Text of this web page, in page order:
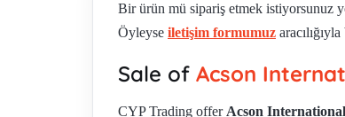
Bir ürün mü sipariş etmek istiyorsunuz
Öyleyse iletişim formumuz
Sale of Acson
CYP Trading offer Acson International